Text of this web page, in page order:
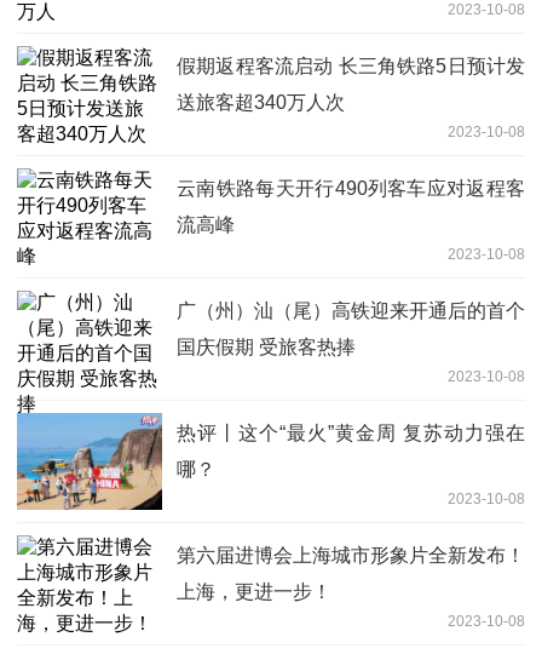
2023-10-08
假期返程客流启动 长三角铁路5日预计发
送旅客超340万人次
2023-10-08
云南铁路每天开行490列客车应对返程客
流高峰
2023-10-08
广（州）汕（尾）高铁迎来开通后的首个
国庆假期 受旅客热捧
2023-10-08
热评丨这个“最火”黄金周 复苏动力强在
哪？
2023-10-08
第六届进博会上海城市形象片全新发布！
上海，更进一步！
2023-10-08